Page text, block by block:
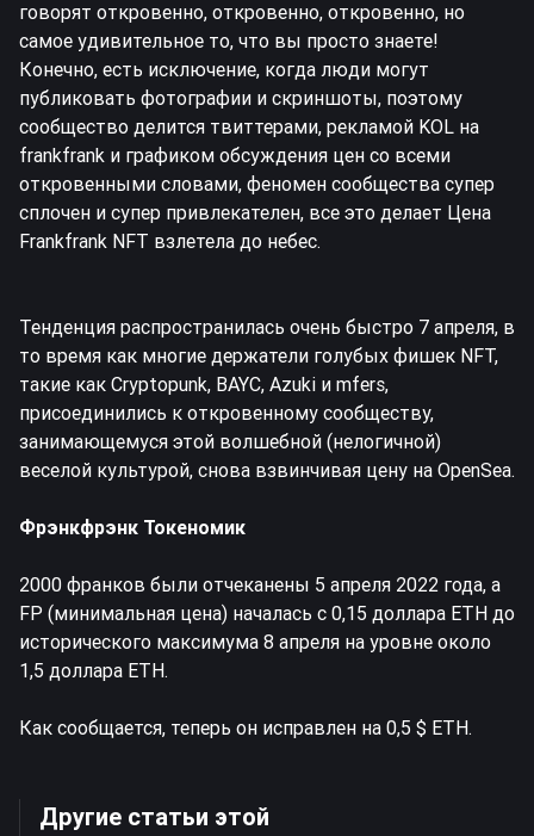
говорят откровенно, откровенно, откровенно, но
самое удивительное то, что вы просто знаете!
Конечно, есть исключение, когда люди могут
публиковать фотографии и скриншоты, поэтому
сообщество делится твиттерами, рекламой KOL на
frankfrank и графиком обсуждения цен со всеми
откровенными словами, феномен сообщества супер
сплочен и супер привлекателен, все это делает Цена
Frankfrank NFT взлетела до небес.
Тенденция распространилась очень быстро 7 апреля, в
то время как многие держатели голубых фишек NFT,
такие как Cryptopunk, BAYC, Azuki и mfers,
присоединились к откровенному сообществу,
занимающемуся этой волшебной (нелогичной)
веселой культурой, снова взвинчивая цену на OpenSea.
Фрэнкфрэнк Токеномик
2000 франков были отчеканены 5 апреля 2022 года, а
FP (минимальная цена) началась с 0,15 доллара ETH до
исторического максимума 8 апреля на уровне около
1,5 доллара ETH.
Как сообщается, теперь он исправлен на 0,5 $ ETH.
Другие статьи этой